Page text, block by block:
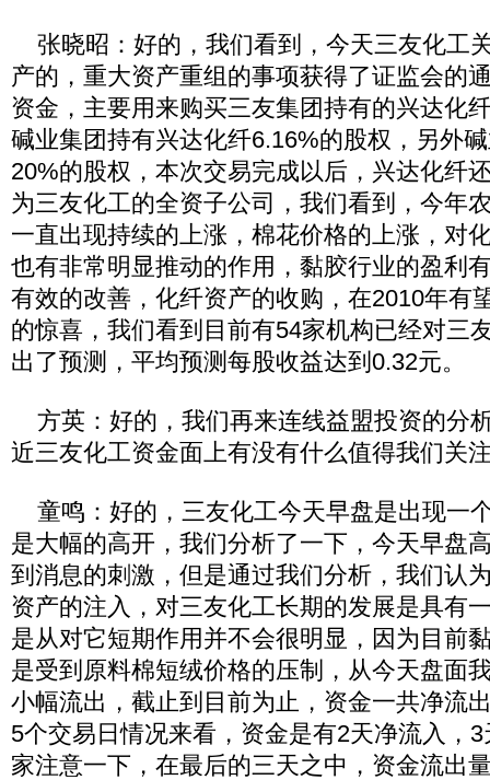
张晓昭：好的，我们看到，今天三友化工
产的，重大资产重组的事项获得了证监会的
资金，主要用来购买三友集团持有的兴达化
碱业集团持有兴达化纤6.16%的股权，另外
20%的股权，本次交易完成以后，兴达化纤
为三友化工的全资子公司，我们看到，今年
一直出现持续的上涨，棉花价格的上涨，对
也有非常明显推动的作用，黏胶行业的盈利
有效的改善，化纤资产的收购，在2010年有
的惊喜，我们看到目前有54家机构已经对三
出了预测，平均预测每股收益达到0.32元。
方英：好的，我们再来连线益盟投资的分
近三友化工资金面上有没有什么值得我们关
童鸣：好的，三友化工今天早盘是出现一
是大幅的高开，我们分析了一下，今天早盘
到消息的刺激，但是通过我们分析，我们认
资产的注入，对三友化工长期的发展是具有
是从对它短期作用并不会很明显，因为目前
是受到原料棉短绒价格的压制，从今天盘面
小幅流出，截止到目前为止，资金一共净流
5个交易日情况来看，资金是有2天净流入，
家注意一下，在最后的三天之中，资金流出